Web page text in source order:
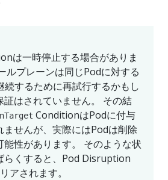
は一時停止する場合がありま
ルプレーンは同じPodに対する
するために再試行するかもし
証はされていません。 その結
ConditionはPodに付与
ませんが、実際にはPodは削除
能性があります。 そのような状
らくすると、Pod Disruption
アされます。